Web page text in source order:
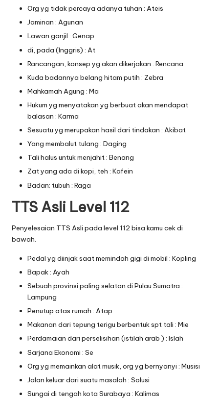
Org yg tidak percaya adanya tuhan : Ateis
Jaminan : Agunan
Lawan ganjil : Genap
di, pada (Inggris) : At
Rancangan, konsep yg akan dikerjakan : Rencana
Kuda badannya belang hitam putih : Zebra
Mahkamah Agung : Ma
Hukum yg menyatakan yg berbuat akan mendapat
balasan : Karma
Sesuatu yg merupakan hasil dari tindakan : Akibat
Yang membalut tulang : Daging
Tali halus untuk menjahit : Benang
Zat yang ada di kopi, teh : Kafein
Badan; tubuh : Raga
TTS Asli Level 112
Penyelesaian TTS Asli pada level 112 bisa kamu cek di
bawah.
Pedal yg diinjak saat memindah gigi di mobil : Kopling
Bapak : Ayah
Sebuah provinsi paling selatan di Pulau Sumatra :
Lampung
Penutup atas rumah : Atap
Makanan dari tepung terigu berbentuk spt tali : Mie
Perdamaian dari perselisihan (istilah arab ) : Islah
Sarjana Ekonomi : Se
Org yg memainkan alat musik, org yg bernyanyi : Musisi
Jalan keluar dari suatu masalah : Solusi
Sungai di tengah kota Surabaya : Kalimas